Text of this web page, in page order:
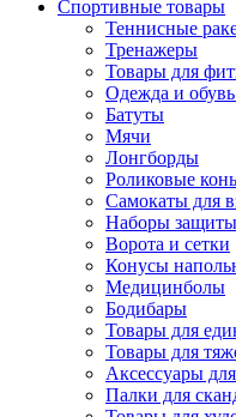
Спортивные товары
Теннисные
Тренажеры
Товары для
Одежда и обувь
Батуты
Мячи
Лонгборды
Роликовые
Самокаты для
Наборы защиты
Ворота и сетки
Конусы
Медицинболы
Бодибары
Товары для
Товары для
Аксессуары
Палки для